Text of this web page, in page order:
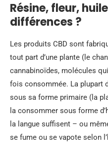
Résine, fleur,
différences ?
Les produits CBD sont
tout part d’une plante (le
cannabinoïdes, molécules
fois consommée. La plupart
sous sa forme primaire (la
la consommer sous forme
la langue suffisent – ou
se fume ou se vapote selon